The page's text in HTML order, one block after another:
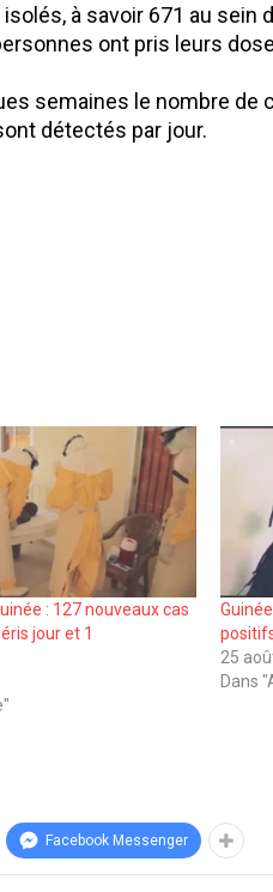
à savoir 671 au sein
ont pris leurs
semaines le nombre de
détectés par jour.
: 127 nouveaux cas
jour et 1
25
Dans
Facebook Messenger